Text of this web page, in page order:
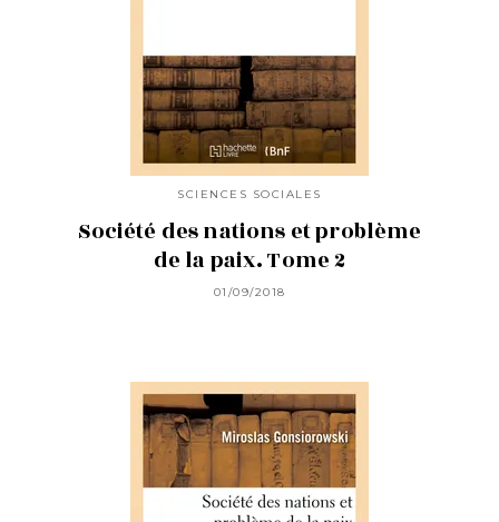
SCIENCES SOCIALES
Société des nations et problème
de la paix. Tome 2
01/09/2018